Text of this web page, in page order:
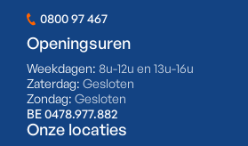
0800 97 467
Openingsuren
Weekdagen: 8u-12u en 13u-16u
Zaterdag: Gesloten
Zondag: Gesloten
BE 0478.977.882
Onze locaties